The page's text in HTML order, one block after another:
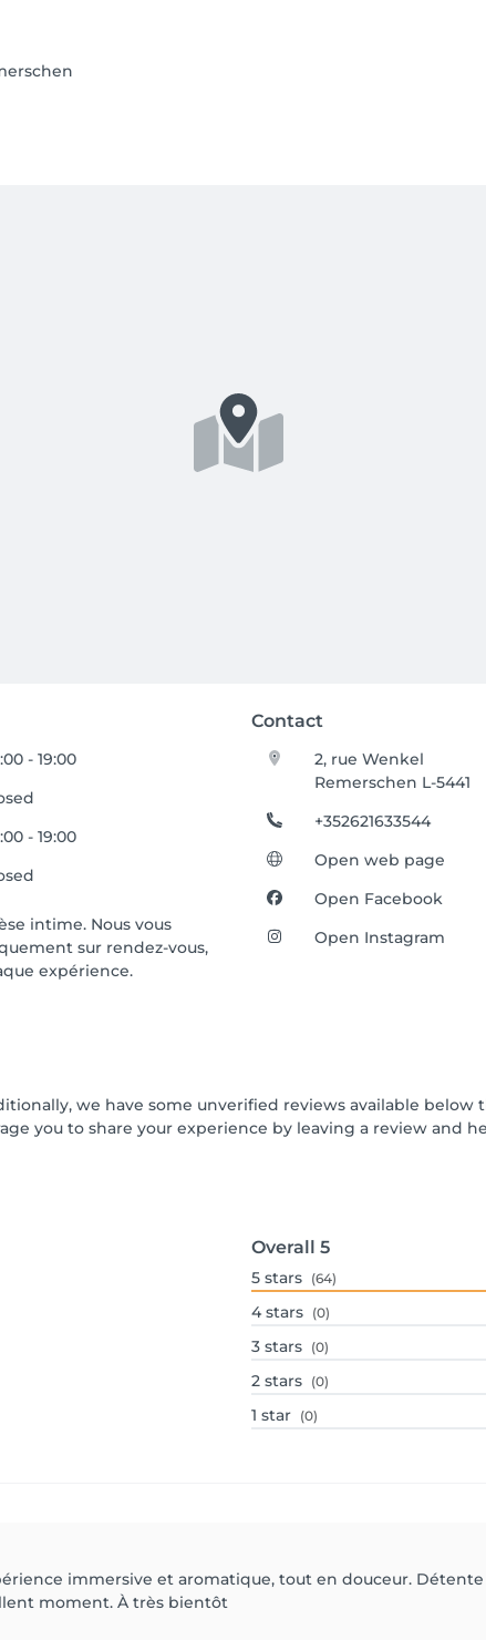
Contact
- 19:00
- 19:00
intime. Nous vous
sur rendez-vous,
expérience.
2, rue Wenkel
Remerschen L-5441
+352621633544
Open web page
Open Facebook
Open Instagram
we have some unverified reviews available
you to share your experience by leaving a review and
Overall 5
5 stars (64)
4 stars (0)
3 stars (0)
2 stars (0)
1 star (0)
immersive et aromatique, tout en douceur.
moment. À très bientôt